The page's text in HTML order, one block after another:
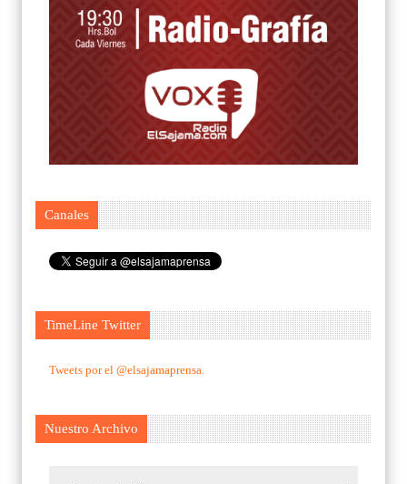
Canales
TimeLine Twitter
Tweets por el @elsajamaprensa.
Nuestro Archivo